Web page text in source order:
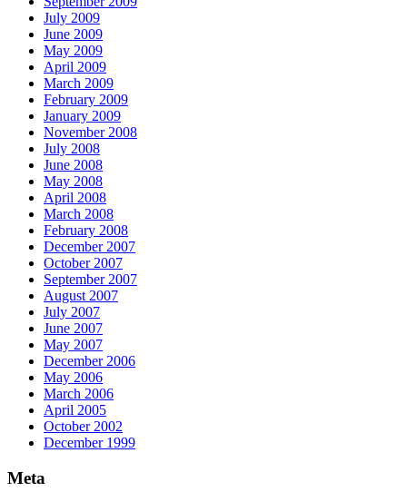
July 2009
June 2009
May 2009
April 2009
March 2009
February 2009
January 2009
November 2008
July 2008
June 2008
May 2008
April 2008
March 2008
February 2008
December 2007
October 2007
September 2007
August 2007
July 2007
June 2007
May 2007
December 2006
May 2006
March 2006
April 2005
October 2002
December 1999
Meta